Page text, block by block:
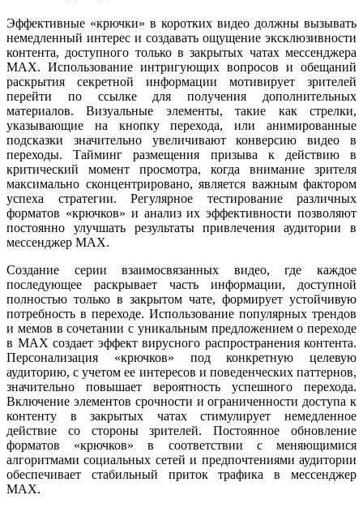
Эффективные «крючки» в коротких видео должны вызывать
немедленный интерес и создавать ощущение эксклюзивности
контента, доступного только в закрытых чатах мессенджера
MAX. Использование интригующих вопросов и обещаний
раскрытия секретной информации мотивирует зрителей
перейти по ссылке для получения дополнительных
материалов. Визуальные элементы, такие как стрелки,
указывающие на кнопку перехода, или анимированные
подсказки значительно увеличивают конверсию видео в
переходы. Тайминг размещения призыва к действию в
критический момент просмотра, когда внимание зрителя
максимально сконцентрировано, является важным фактором
успеха стратегии. Регулярное тестирование различных
форматов «крючков» и анализ их эффективности позволяют
постоянно улучшать результаты привлечения аудитории в
мессенджер MAX.
Создание серии взаимосвязанных видео, где каждое
последующее раскрывает часть информации, доступной
полностью только в закрытом чате, формирует устойчивую
потребность в переходе. Использование популярных трендов
и мемов в сочетании с уникальным предложением о переходе
в MAX создает эффект вирусного распространения контента.
Персонализация «крючков» под конкретную целевую
аудиторию, с учетом ее интересов и поведенческих паттернов,
значительно повышает вероятность успешного перехода.
Включение элементов срочности и ограниченности доступа к
контенту в закрытых чатах стимулирует немедленное
действие со стороны зрителей. Постоянное обновление
форматов «крючков» в соответствии с меняющимися
алгоритмами социальных сетей и предпочтениями аудитории
обеспечивает стабильный приток трафика в мессенджер
MAX.